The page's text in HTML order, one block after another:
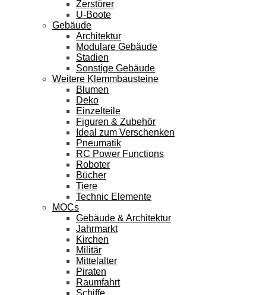
Zerstörer
U-Boote
Gebäude
Architektur
Modulare Gebäude
Stadien
Sonstige Gebäude
Weitere Klemmbausteine
Blumen
Deko
Einzelteile
Figuren & Zubehör
Ideal zum Verschenken
Pneumatik
RC Power Functions
Roboter
Bücher
Tiere
Technic Elemente
MOCs
Gebäude & Architektur
Jahrmarkt
Kirchen
Militär
Mittelalter
Piraten
Raumfahrt
Schiffe